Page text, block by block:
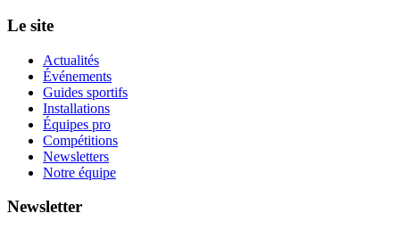
Le site
Actualités
Événements
Guides sportifs
Installations
Équipes pro
Compétitions
Newsletters
Notre équipe
Newsletter